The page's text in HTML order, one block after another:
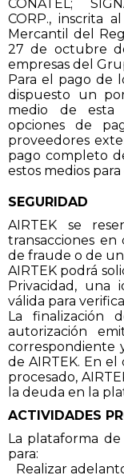
CONATEL;
CORP., inscrita
Mercantil del
27 de octubre
empresas del
Para el pago de
dispuesto un
medio de esta
opciones de
proveedores
pago completo
estos medios
SEGURIDAD
AIRTEK se
transacciones
de fraude o de
AIRTEK podrá
Privacidad, una
válida para
La finalización
autorización
correspondiente
de AIRTEK. En
procesado,
la deuda en la
ACTIVIDADES
La plataforma
para:
Realizar